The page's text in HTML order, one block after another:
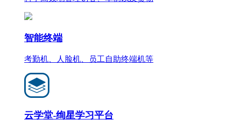
智能终端
考勤机、人脸机、员工自助终端机等
云学堂-绚星学习平台